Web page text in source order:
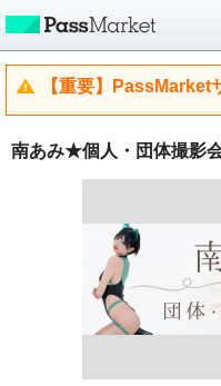
【重要】PassMarket
南あみ★個人・団体撮影